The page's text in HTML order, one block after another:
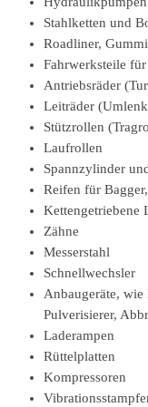
Stahlketten und
Roadliner,
Fahrwerksteile
Antriebsräder
Leiträder
Stützrollen
Laufrollen
Spannzylinder
Reifen für
Kettengetriebene
Zähne
Messerstahl
Schnellwechsler
Anbaugeräte,
Pulverisierer,
Laderampen
Rüttelplatten
Kompressoren